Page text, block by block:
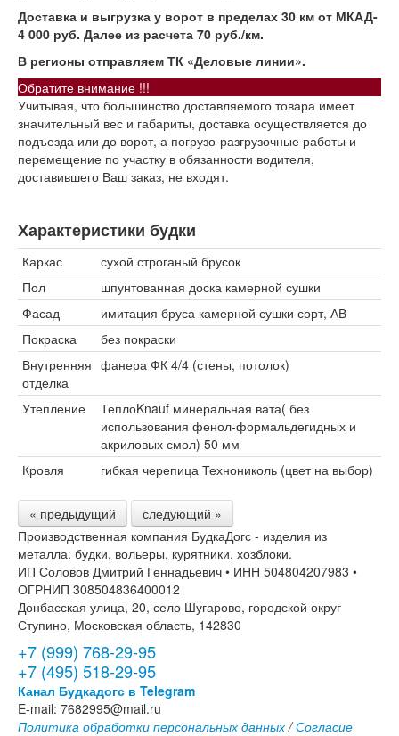
Доставка и выгрузка у ворот в пределах 30 км от МКАД-
4 000 руб. Далее из расчета 70 руб./км.
В регионы отправляем ТК «Деловые линии».
Обратите внимание !!!
Учитывая, что большинство доставляемого товара имеет
значительный вес и габариты, доставка осуществляется до
подъезда или до ворот, а погрузо-разгрузочные работы и
перемещение по участку в обязанности водителя,
доставившего Ваш заказ, не входят.
Характеристики будки
Каркас
сухой строганый брусок
Пол
шпунтованная доска камерной сушки
Фасад
имитация бруса камерной сушки сорт, АВ
Покраска
без покраски
Внутренняя
отделка
фанера ФК 4/4 (стены, потолок)
Утепление
ТеплоKnauf минеральная вата( без
использования фенол-формальдегидных и
акриловых смол) 50 мм
Кровля
гибкая черепица Технониколь (цвет на выбор)
« предыдущий
следующий »
Производственная компания БудкаДогс - изделия из
металла: будки, вольеры, курятники, хозблоки.
ИП Соловов Дмитрий Геннадьевич • ИНН 504804207983 •
ОГРНИП 308504836400012
Донбасская улица, 20, село Шугарово, городской округ
Ступино, Московская область, 142830
+7 (999) 768-29-95
+7 (495) 518-29-95
Канал Будкадогс в Telegram
E-mail: 7682995@mail.ru
Политика обработки персональных данных/Согласие